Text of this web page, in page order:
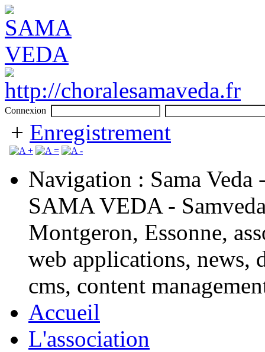
Connexion
+ Enregistrement
Navigation : Sama
SAMA VEDA -
Montgeron, Essonne,
web applications, news,
cms, content
Accueil
L'association